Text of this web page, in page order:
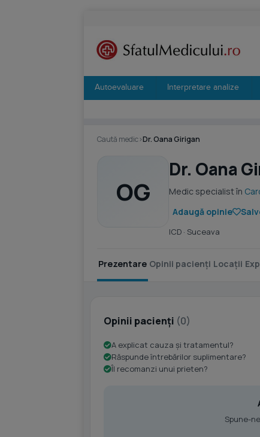
Autoevaluare Interpretare analize
Caută medic›Dr. Oana Girigan
OG
Dr. Oana
Medic specialist în
Adaugă opinie
ICD · Suceava
Prezentare Opinii pacienți Locații
Opinii pacienți (0)
A explicat cauza și tratamentul?
Răspunde întrebărilor suplimentare?
Îl recomanzi unui prieten?
Spune-